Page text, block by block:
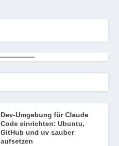
Dev-Umgebung für Claude
Code einrichten: Ubuntu,
GitHub und uv sauber
aufsetzen